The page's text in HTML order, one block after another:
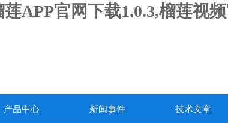
APP官网下载1.0.3,榴莲视
产品中心 新闻事件 技术文章